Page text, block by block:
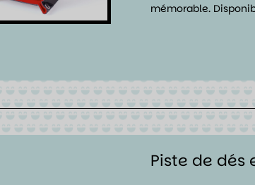
mémorable.
Piste de dés